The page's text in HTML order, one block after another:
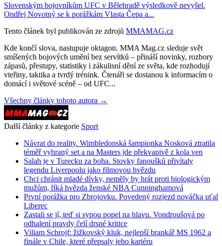
Slovenským bojovníkům UFC v Bělehradě výsledkově nevyšel.
Ondřej Novotný se k porážkám Vlasta Čepa a...
Tento článek byl publikován ze zdrojů MMAMAG.cz
Kde končí slova, nastupuje oktagon. MMA Mag.cz sleduje svět
smíšených bojových umění bez servítků – přináší novinky, rozbory
zápasů, přestupy, statistiky i zákulisní dění ze světa, kde rozhodují
vteřiny, taktika a tvrdý trénink. Čtenáři se dostanou k informacím o
domácí i světové scéně – od UFC...
Všechny články tohoto autora →
Další články z kategorie Sport
Návrat do reality. Wimbledonská šampionka Nosková ztratila
téměř vyhraný set a na Masters jde překvapivě z kola ven
Salah je v Turecku za boha. Stovky fanoušků přivítaly
legendu Liverpoolu jako filmovou hvězdu
Chci chránit mladé dívky, neměly by hrát proti biologickým
mužům, říká hvězda ženské NBA Cunninghamová
První porážka pro Zbrojovku. Povedený rozjezd nováčka uťal
Liberec
Zastali se jí, teď si sypou popel na hlavu. Vondroušová po
odhalení pravdy čelí drsné kritice
Viliam Schrojf: žižkovský kluk, nejlepší brankář MS 1962 a
finále v Chile, které přepsaly jeho kariéru